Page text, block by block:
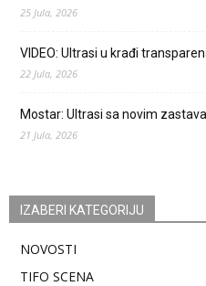
25 Jula, 2026
VIDEO: Ultrasi u krađi
22 Jula, 2026
Mostar: Ultrasi sa novim
21 Jula, 2026
IZABERI KATEGORIJU
NOVOSTI
TIFO SCENA